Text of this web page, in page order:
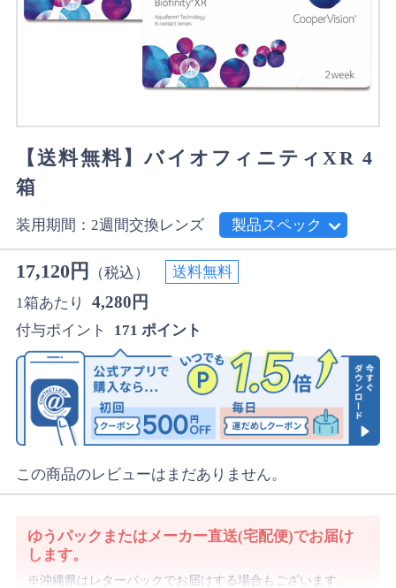
【送料無料】バイオフィニティXR 4
箱
装用期間：2週間交換レンズ 製品スペック
17,120円 （税込）
送料無料
1箱あたり
4,280円
付与ポイント 171 ポイント
この商品のレビューはまだありません。
ゆうパックまたはメーカー直送(宅配便)でお届け
します。
沖縄県はレターパックでお届けする場合もございます。